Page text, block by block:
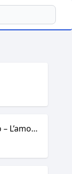
Gigi D’Agostino – L’amour Toujours